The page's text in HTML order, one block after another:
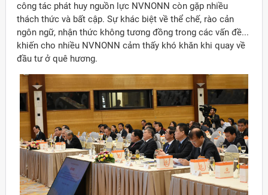
công tác phát huy nguồn lực NVNONN còn gặp nhiều
thách thức và bất cập. Sự khác biệt về thể chế, rào cản
ngôn ngữ, nhận thức không tương đồng trong các vấn đề...
khiến cho nhiều NVNONN cảm thấy khó khăn khi quay về
đầu tư ở quê hương.